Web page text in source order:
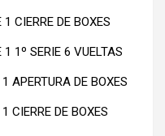
CIERRE DE BOXES
1º SERIE 6 VUELTAS
APERTURA DE BOXES
CIERRE DE BOXES